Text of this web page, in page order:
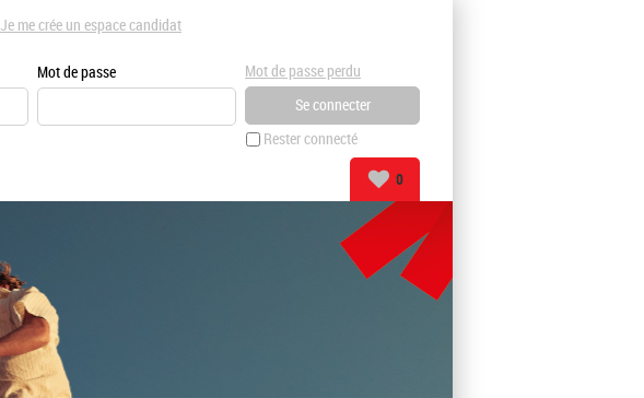
Mot de passe
Rester connecté
Mot de passe perdu
Je me crée un espace candidat
0